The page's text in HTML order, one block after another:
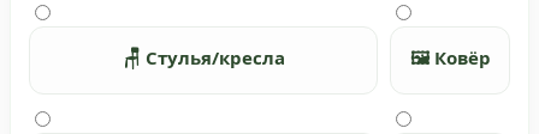
🪑 Стулья/кресла 🖼️ Ковёр